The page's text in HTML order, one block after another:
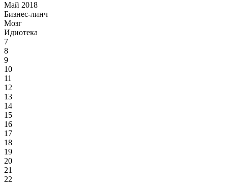
Май 2018
Бизнес-линч
Мозг
Идиотека
7
8
9
10
11
12
13
14
15
16
17
18
19
20
21
22